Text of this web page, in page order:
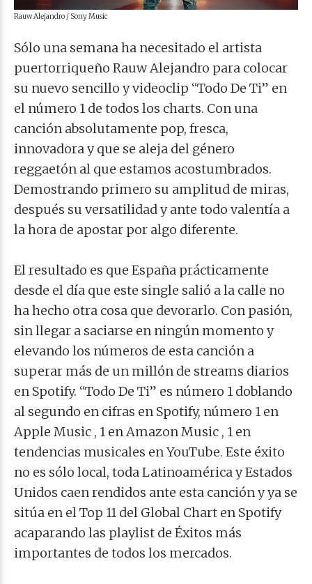
Rauw Alejandro / Sony Music
Sólo una semana ha necesitado el artista
puertorriqueño Rauw Alejandro para colocar
su nuevo sencillo y videoclip “Todo De Ti” en
el número 1 de todos los charts. Con una
canción absolutamente pop, fresca,
innovadora y que se aleja del género
reggaetón al que estamos acostumbrados.
Demostrando primero su amplitud de miras,
después su versatilidad y ante todo valentía a
la hora de apostar por algo diferente.
El resultado es que España prácticamente
desde el día que este single salió a la calle no
ha hecho otra cosa que devorarlo. Con pasión,
sin llegar a saciarse en ningún momento y
elevando los números de esta canción a
superar más de un millón de streams diarios
en Spotify. “Todo De Ti” es número 1 doblando
al segundo en cifras en Spotify, número 1 en
Apple Music , 1 en Amazon Music , 1 en
tendencias musicales en YouTube. Este éxito
no es sólo local, toda Latinoamérica y Estados
Unidos caen rendidos ante esta canción y ya se
sitúa en el Top 11 del Global Chart en Spotify
acaparando las playlist de Éxitos más
importantes de todos los mercados.